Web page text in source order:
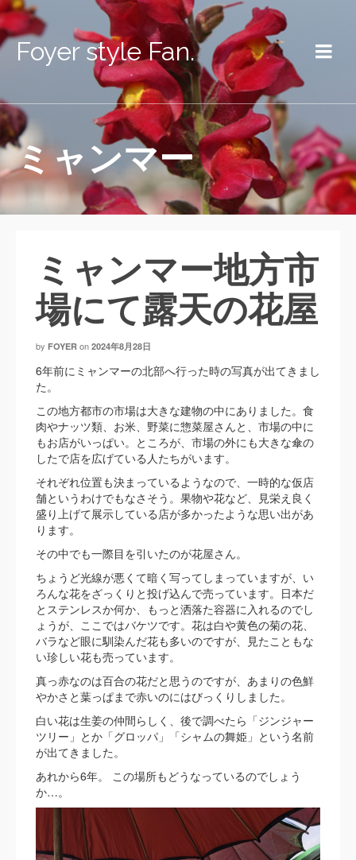
Foyer style Fan.
ミャンマー
ミャンマー地方市
場にて露天の花屋
by FOYER on 2024年8月28日
6年前にミャンマーの北部へ行った時の写真が出てきまし
た。
この地方都市の市場は大きな建物の中にありました。食
肉やナッツ類、お米、野菜に惣菜屋さんと、市場の中に
もお店がいっぱい。ところが、市場の外にも大きな傘の
したで店を広げている人たちがいます。
それぞれ位置も決まっているようなので、一時的な仮店
舗というわけでもなさそう。果物や花など、見栄え良く
盛り上げて展示している店が多かったような思い出があ
ります。
その中でも一際目を引いたのが花屋さん。
ちょうど光線が悪くて暗く写ってしまっていますが、い
ろんな花をざっくりと投げ込んで売っています。日本だ
とステンレスか何か、もっと洒落た容器に入れるのでし
ょうが、ここではバケツです。花は白や黄色の菊の花、
バラなど眼に馴染んだ花も多いのですが、見たこともな
い珍しい花も売っています。
真っ赤なのは百合の花だと思うのですが、あまりの色鮮
やかさと葉っぱまで赤いのにはびっくりしました。
白い花は生姜の仲間らしく、後で調べたら「ジンジャー
ツリー」とか「グロッパ」「シャムの舞姫」という名前
が出てきました。
あれから6年。 この場所もどうなっているのでしょう
か…。